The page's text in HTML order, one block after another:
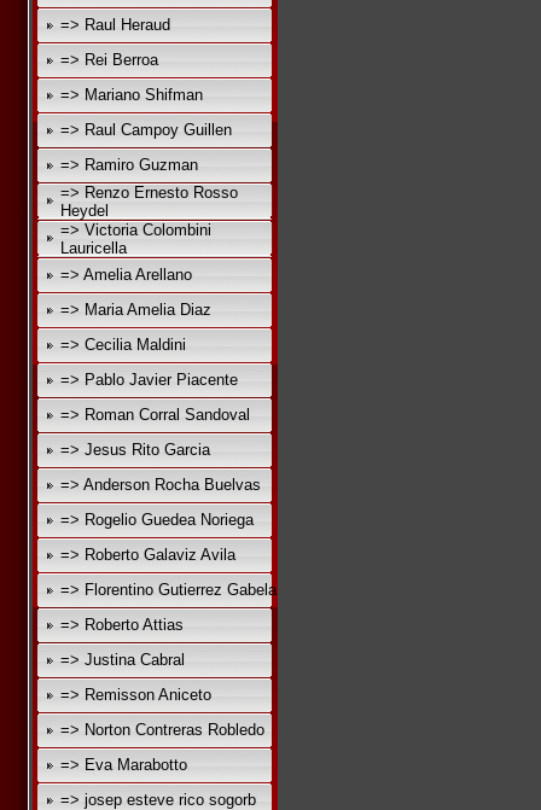
=> Raul Heraud
=> Rei Berroa
=> Mariano Shifman
=> Raul Campoy Guillen
=> Ramiro Guzman
=> Renzo Ernesto Rosso
Heydel
=> Victoria Colombini
Lauricella
=> Amelia Arellano
=> Maria Amelia Diaz
=> Cecilia Maldini
=> Pablo Javier Piacente
=> Roman Corral Sandoval
=> Jesus Rito Garcia
=> Anderson Rocha Buelvas
=> Rogelio Guedea Noriega
=> Roberto Galaviz Avila
=> Florentino Gutierrez Gabela
=> Roberto Attias
=> Justina Cabral
=> Remisson Aniceto
=> Norton Contreras Robledo
=> Eva Marabotto
=> josep esteve rico sogorb